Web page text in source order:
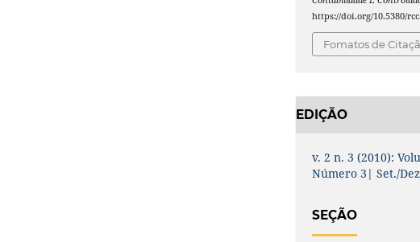
https://doi.org/10.5380/
Fomatos de
EDIÇÃO
v. 2 n. 3 (2010):
Número 3| Set./
SEÇÃO